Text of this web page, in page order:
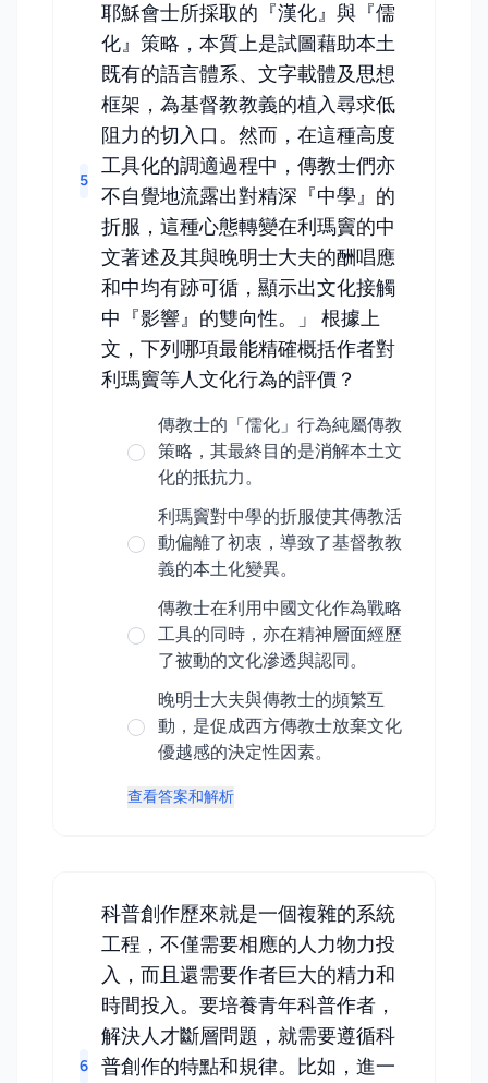
5
耶穌會士所採取的『漢化』與『儒
化』策略，本質上是試圖藉助本土
既有的語言體系、文字載體及思想
框架，為基督教教義的植入尋求低
阻力的切入口。然而，在這種高度
工具化的調適過程中，傳教士們亦
不自覺地流露出對精深『中學』的
折服，這種心態轉變在利瑪竇的中
文著述及其與晚明士大夫的酬唱應
和中均有跡可循，顯示出文化接觸
中『影響』的雙向性。」 根據上
文，下列哪項最能精確概括作者對
利瑪竇等人文化行為的評價？
傳教士的「儒化」行為純屬傳教
策略，其最終目的是消解本土文
化的抵抗力。
利瑪竇對中學的折服使其傳教活
動偏離了初衷，導致了基督教教
義的本土化變異。
傳教士在利用中國文化作為戰略
工具的同時，亦在精神層面經歷
了被動的文化滲透與認同。
晚明士大夫與傳教士的頻繁互
動，是促成西方傳教士放棄文化
優越感的決定性因素。
查看答案和解析
6
科普創作歷來就是一個複雜的系統
工程，不僅需要相應的人力物力投
入，而且還需要作者巨大的精力和
時間投入。要培養青年科普作者，
解決人才斷層問題，就需要遵循科
普創作的特點和規律。比如，進一